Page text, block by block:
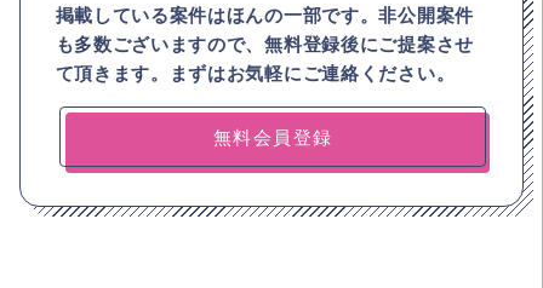
掲載している案件はほんの一部です。非公開案件
も多数ございますので、無料登録後にご提案させ
て頂きます。まずはお気軽にご連絡ください。
無料会員登録